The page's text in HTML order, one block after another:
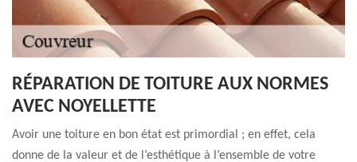
RÉPARATION DE TOITURE AUX NORMES
AVEC NOYELLETTE
Avoir une toiture en bon état est primordial ; en effet, cela
donne de la valeur et de l’esthétique à l’ensemble de votre